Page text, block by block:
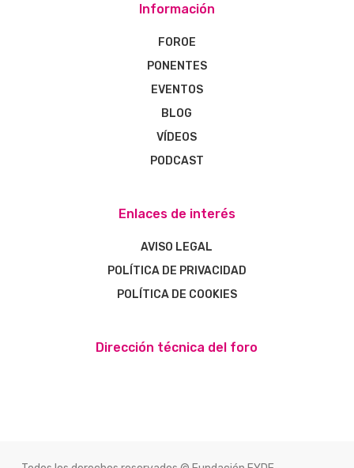
Información
FOROE
PONENTES
EVENTOS
BLOG
VÍDEOS
PODCAST
Enlaces de interés
AVISO LEGAL
POLÍTICA DE PRIVACIDAD
POLÍTICA DE COOKIES
Dirección técnica del foro